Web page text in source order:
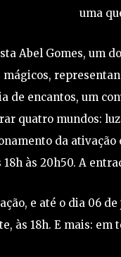
uma
Abel Gomes, um
de encantos, um
quatro mundos:
da ativação
18h às 20h50. A
e até o dia 06
às 18h. E mais: em